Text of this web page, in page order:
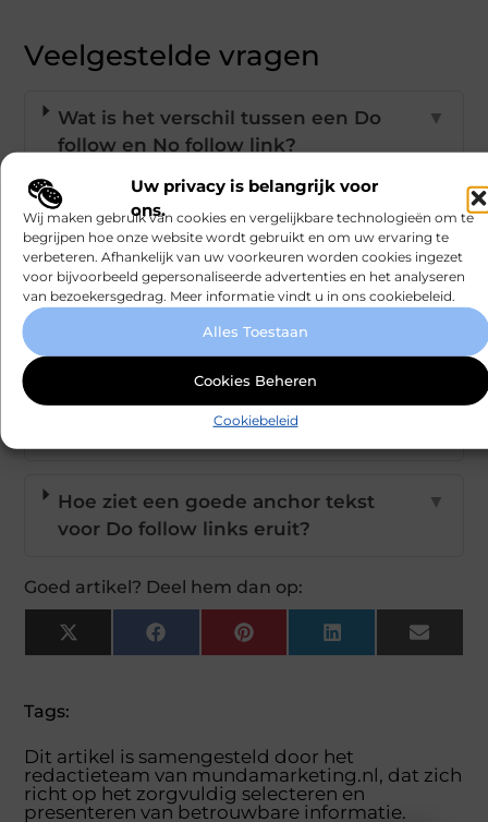
Uw privacy is belangrijk voor
ons.
Wij maken gebruik van cookies en vergelijkbare technologieën om te
begrijpen hoe onze website wordt gebruikt en om uw ervaring te
verbeteren. Afhankelijk van uw voorkeuren worden cookies ingezet
voor bijvoorbeeld gepersonaliseerde advertenties en het analyseren
van bezoekersgedrag. Meer informatie vindt u in ons cookiebeleid.
Alles Toestaan
Cookies Beheren
Cookiebeleid
Veelgestelde vragen
Wat is het verschil tussen een Do
follow en No follow link?
▼
Hoe kan ik meer Do follow links voor
mijn website krijgen?
▼
Welke drie pijlers zijn belangrijk voor
effectieve Do follow links?
▼
Waarom zijn Do follow links
belangrijk voor SEO?
▼
Hoe ziet een goede anchor tekst
voor Do follow links eruit?
▼
Goed artikel? Deel hem dan op:
X
(Twitter)
FacebookPinterestLinkedInEmail
Tags:
Dit artikel is samengesteld door het
redactieteam van mundamarketing.nl, dat zich
richt op het zorgvuldig selecteren en
presenteren van betrouwbare informatie.